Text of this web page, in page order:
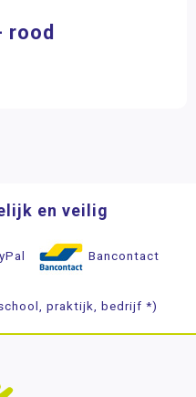
rood
en veilig
Bancontact
praktijk, bedrijf *)